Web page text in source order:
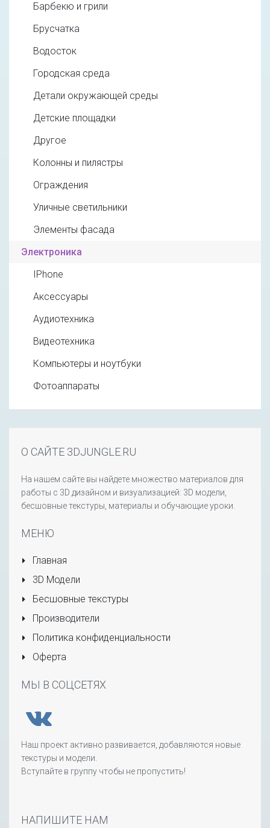
Барбекю и грили
Брусчатка
Водосток
Городская среда
Детали окружающей среды
Детские площадки
Другое
Колонны и пилястры
Ограждения
Уличные светильники
Элементы фасада
Электроника
IPhone
Аксессуары
Аудиотехника
Видеотехника
Компьютеры и ноутбуки
Фотоаппараты
О САЙТЕ 3DJUNGLE.RU
На нашем сайте вы найдете множество материалов для
работы с 3D дизайном и визуализацией: 3D модели,
бесшовные текстуры, материалы и обучающие уроки.
МЕНЮ
Главная
3D Модели
Бесшовные текстуры
Производители
Политика конфиденциальности
Оферта
МЫ В СОЦСЕТЯХ
Наш проект активно развивается, добавляются новые
текстуры и модели.
Вступайте в группу чтобы не пропустить!
НАПИШИТЕ НАМ